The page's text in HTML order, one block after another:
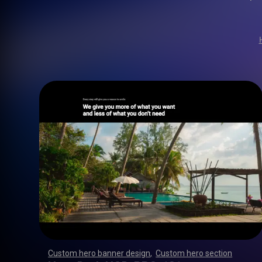
Custom hero banner design ,Custom hero section
,,,,,,,,,,,,,,,,,,,,,,,,,,,,,, ,,,,,,,,,,,,,,,,,,,,,,,
,,,,,,,,,,,,,,,,,,,,,,,,,,,,,, ,,,,,,,,,,,,,,,,,,,,,,,